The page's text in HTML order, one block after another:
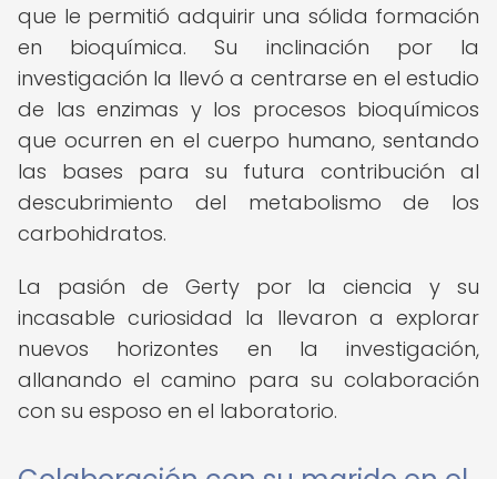
que le permitió adquirir una sólida formación
en bioquímica. Su inclinación por la
investigación la llevó a centrarse en el estudio
de las enzimas y los procesos bioquímicos
que ocurren en el cuerpo humano, sentando
las bases para su futura contribución al
descubrimiento del metabolismo de los
carbohidratos.
La pasión de Gerty por la ciencia y su
incasable curiosidad la llevaron a explorar
nuevos horizontes en la investigación,
allanando el camino para su colaboración
con su esposo en el laboratorio.